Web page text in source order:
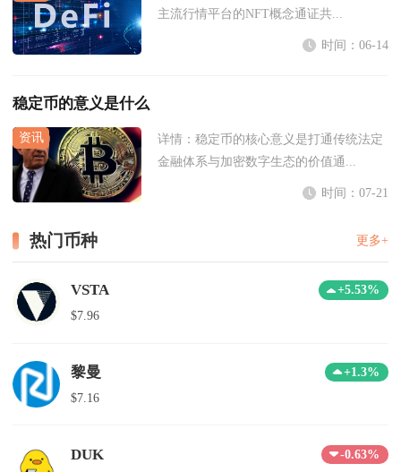
主流行情平台的NFT概念通证共...
时间：06-14
稳定币的意义是什么
详情： 稳定币的核心意义是打通传统法定
金融体系与加密数字生态的价值通...
时间：07-21
热门币种 更多+
VSTA
+5.53%
$7.96
黎曼
+1.3%
$7.16
DUK -0.63%